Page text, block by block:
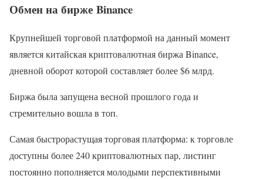
Обмен на бирже Binance
Крупнейшей торговой платформой на данный момент
является китайская криптовалютная биржа Binance,
дневной оборот которой составляет более $6 млрд.
Биржа была запущена весной прошлого года и
стремительно вошла в топ.
Самая быстрорастущая торговая платформа: к торговле
доступны более 240 криптовалютных пар, листинг
постоянно пополняется молодыми перспективными